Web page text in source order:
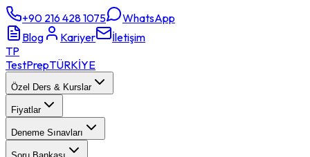
+90 216 428 1075
WhatsApp
Blog
Kariyer
İletişim
TP
TestPrepTÜRKİYE
Özel Ders & Kurslar
Fiyatlar
Deneme Sınavları